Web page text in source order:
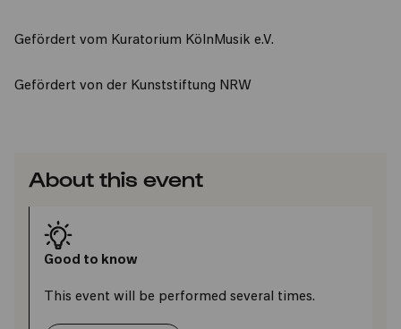
​Gefördert vom Kuratorium KölnMusik e.V.
Gefördert von der Kunststiftung NRW
About this event
Good to know
This event will be performed several times.